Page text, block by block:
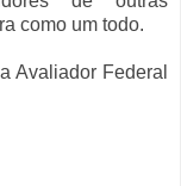
como um todo.
Avaliador Federal